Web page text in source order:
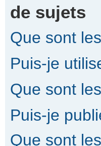
de sujets
Que sont
Puis-je
Que sont
Puis-je
Que sont